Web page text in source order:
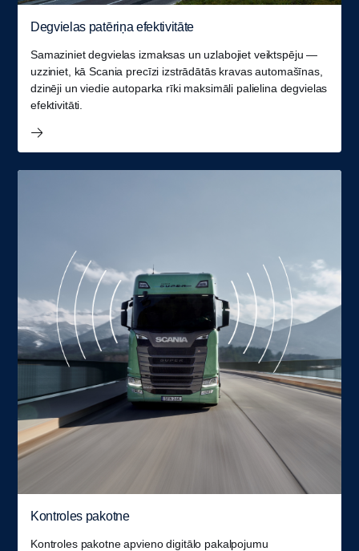
Degvielas patēriņa efektivitāte
Samaziniet degvielas izmaksas un uzlabojiet veiktspēju —
uzziniet, kā Scania precīzi izstrādātās kravas automašīnas,
dzinēji un viedie autoparka rīki maksimāli palielina degvielas
efektivitāti.
Kontroles pakotne
Kontroles pakotne apvieno digitālo pakalpojumu